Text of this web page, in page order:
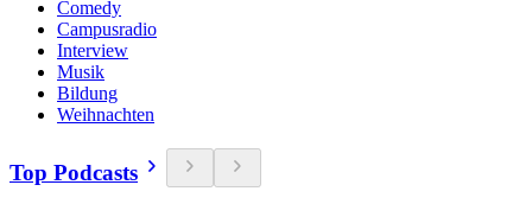
Comedy
Campusradio
Interview
Musik
Bildung
Weihnachten
Top Podcasts